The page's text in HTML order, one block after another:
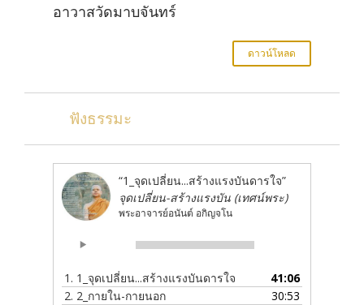
อาวาสวัดมาบจันทร์
ดาวน์โหลด
ฟังธรรมะ
“1_จุดเปลี่ยน...สร้างแรงบันดารใจ”
จุดเปลี่ยน-สร้างแรงบัน (เทศน์พระ)
พระอาจารย์อนันต์ อกิญจโน
Player
1. 1_จุดเปลี่ยน...สร้างแรงบันดารใจ
41:06
2. 2_กายใน-กายนอก
30:53